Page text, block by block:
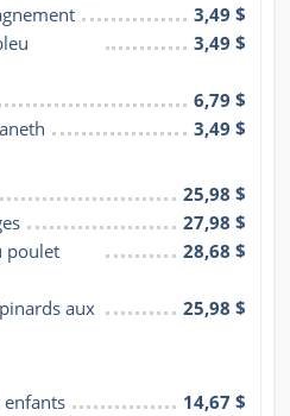
3,49 $
3,49 $
6,79 $
3,49 $
25,98 $
27,98 $
poulet
28,68 $
aux
25,98 $
14,67 $